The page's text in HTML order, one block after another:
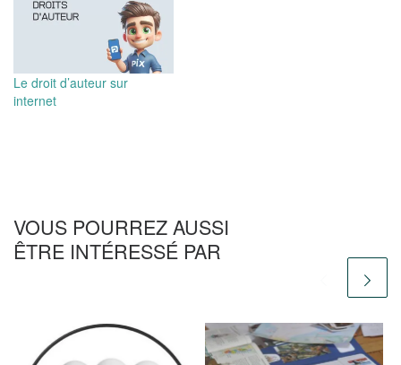
Le droit d’auteur sur
internet
VOUS POURREZ AUSSI
ÊTRE INTÉRESSÉ PAR